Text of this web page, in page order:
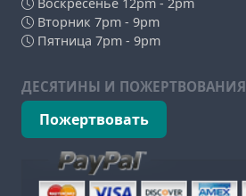
Вторник 7pm - 9pm
Пятница 7pm - 9pm
ДЕСЯТИНЫ И ПОЖЕРТВОВАНИЯ
Пожертвовать